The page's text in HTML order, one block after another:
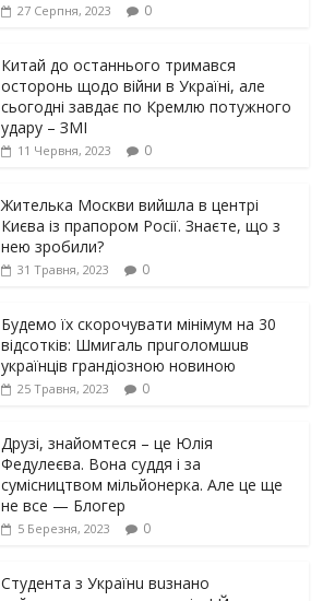
27 Серпня, 2023 0
Китай до останнього тримався
осторонь щодо вiйни в Україні, але
сьогодні завдає по Кремлю потужного
yдарy – ЗМІ
11 Червня, 2023 0
Жителька Москви вийшла в центрі
Києва із прапором Росії. Знаєте, що з
нею зробили?
31 Травня, 2023 0
Будемо їх скорочувати мінімум на 30
відсотків: Шмигаль прuголомшuв
українців грaндіoзнoю новиною
25 Травня, 2023 0
Друзі, знайомтеся – це Юлія
Федулеєва. Вона суддя і за
сумісництвом мільйонерка. Але це ще
не все — Блогер
5 Березня, 2023 0
Студента з Українu вuзнано